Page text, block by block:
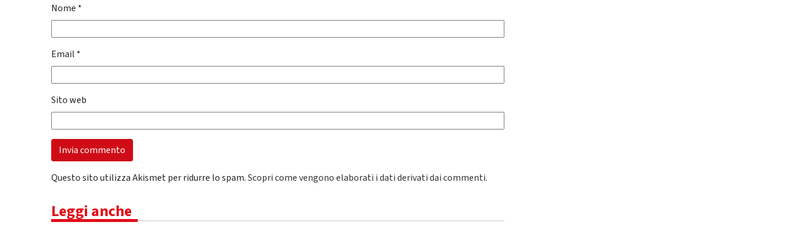
Nome *
Email *
Sito web
Questo sito utilizza Akismet per ridurre lo spam.Scopri come vengono elaborati i dati derivati dai commenti.
Leggi anche